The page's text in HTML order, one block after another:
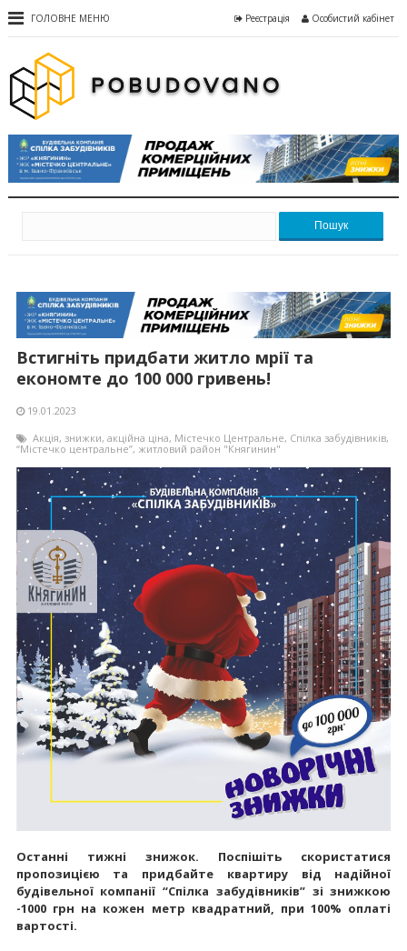
ГОЛОВНЕ МЕНЮ Реєстрація Особистий кабінет
Пошук
Встигніть придбати житло мрії та
економте до 100 000 гривень!
19.01.2023
Акція, знижки, акційна ціна, Містечко Центральне, Спілка забудівників,
“Містечко центральне”, житловий район "Княгинин"
Останні тижні знижок. Поспішіть скористатися
пропозицією та придбайте квартиру від надійної
будівельної компанії “Спілка забудівників” зі знижкою
-1000 грн на кожен метр квадратний, при 100% оплаті
вартості.